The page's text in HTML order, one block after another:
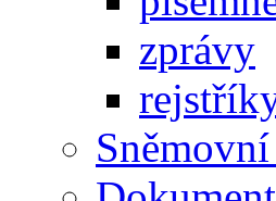
zprávy